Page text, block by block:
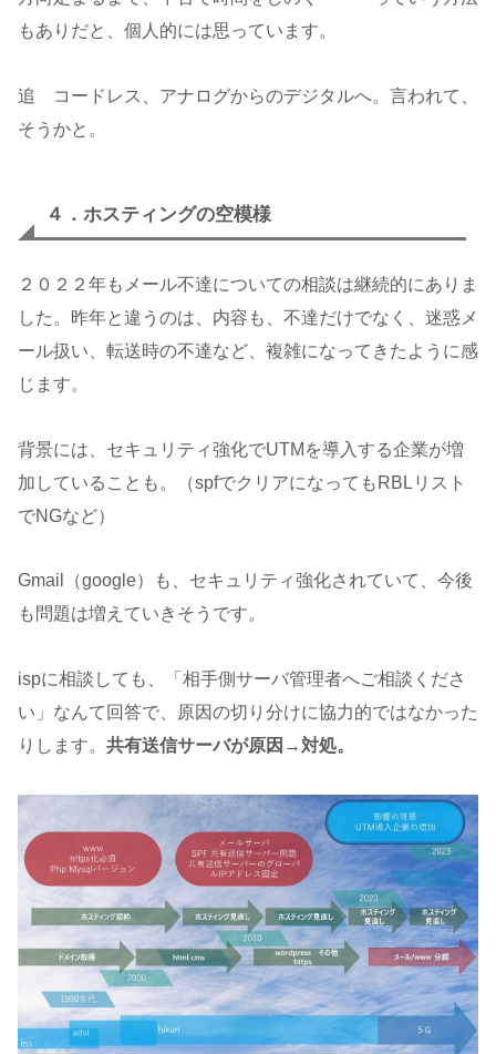
もありだと、個人的には思っています。
追 コードレス、アナログからのデジタルへ。言われて、
そうかと。
４．ホスティングの空模様
２０２２年もメール不達についての相談は継続的にありま
した。昨年と違うのは、内容も、不達だけでなく、迷惑メ
ール扱い、転送時の不達など、複雑になってきたように感
じます。
背景には、セキュリティ強化でUTMを導入する企業が増
加していることも。（spfでクリアになってもRBLリスト
でNGなど）
Gmail（google）も、セキュリティ強化されていて、今後
も問題は増えていきそうです。
ispに相談しても、「相手側サーバ管理者へご相談くださ
い」なんて回答で、原因の切り分けに協力的ではなかった
りします。 共有送信サーバが原因→対処。